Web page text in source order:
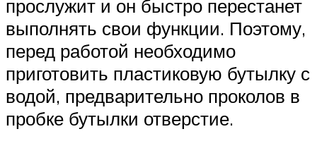
прослужит и он быстро перестанет
выполнять свои функции. Поэтому,
перед работой необходимо
приготовить пластиковую бутылку с
водой, предварительно проколов в
пробке бутылки отверстие.